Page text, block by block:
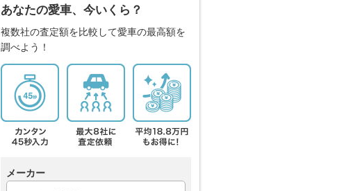
あなたの愛車、今いくら？
複数社の査定額を比較して愛車の最高額を
調べよう！
メーカー